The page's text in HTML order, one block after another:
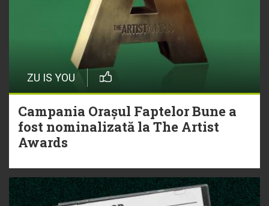
ZU IS YOU
Campania Orașul Faptelor Bune a
fost nominalizată la The Artist
Awards